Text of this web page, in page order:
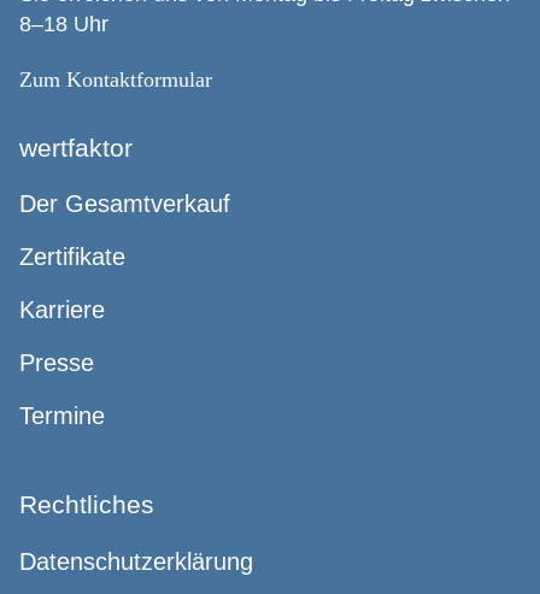
8–18 Uhr
Zum Kontaktformular
wertfaktor
Der Gesamtverkauf
Zertifikate
Karriere
Presse
Termine
Rechtliches
Datenschutzerklärung